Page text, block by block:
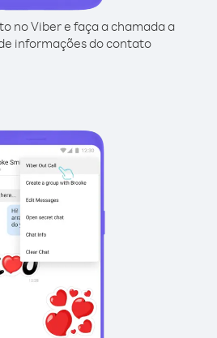
no Viber e faça a chamada a
informações do contato